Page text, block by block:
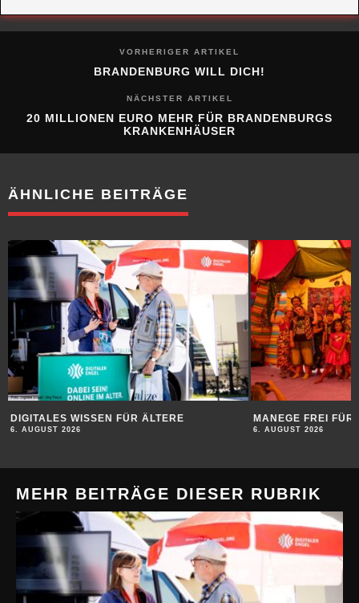
VORHERIGER ARTIKEL
BRANDENBURG WILL DICH!
NÄCHSTER ARTIKEL
20 MILLIONEN EURO MEHR FÜR BRANDENBURGS
KRANKENHÄUSER
ÄHNLICHE BEITRÄGE
DIGITALES WISSEN FÜR ÄLTERE
6. AUGUST 2026
MANEGE FREI
6. AUGUST 2026
MEHR BEITRÄGE DIESER RUBRIK